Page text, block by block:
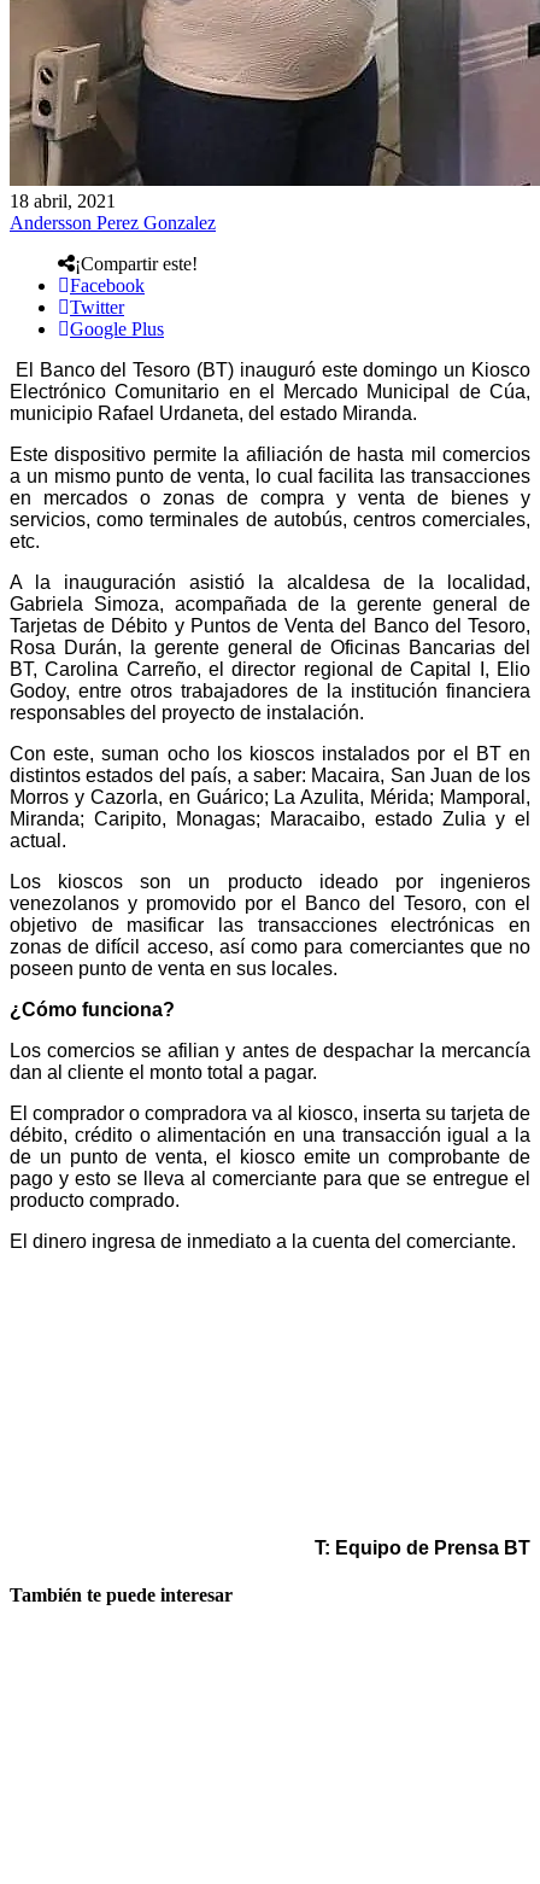
18 abril, 2021
Andersson Perez Gonzalez
¡Compartir este!
Facebook
Twitter
Google Plus
El Banco del Tesoro (BT) inauguró este domingo un Kiosco
Electrónico Comunitario en el Mercado Municipal de Cúa,
municipio Rafael Urdaneta, del estado Miranda.
Este dispositivo permite la afiliación de hasta mil comercios
a un mismo punto de venta, lo cual facilita las transacciones
en mercados o zonas de compra y venta de bienes y
servicios, como terminales de autobús, centros comerciales,
etc.
A la inauguración asistió la alcaldesa de la localidad,
Gabriela Simoza, acompañada de la gerente general de
Tarjetas de Débito y Puntos de Venta del Banco del Tesoro,
Rosa Durán, la gerente general de Oficinas Bancarias del
BT, Carolina Carreño, el director regional de Capital I, Elio
Godoy, entre otros trabajadores de la institución financiera
responsables del proyecto de instalación.
Con este, suman ocho los kioscos instalados por el BT en
distintos estados del país, a saber: Macaira, San Juan de los
Morros y Cazorla, en Guárico; La Azulita, Mérida; Mamporal,
Miranda; Caripito, Monagas; Maracaibo, estado Zulia y el
actual.
Los kioscos son un producto ideado por ingenieros
venezolanos y promovido por el Banco del Tesoro, con el
objetivo de masificar las transacciones electrónicas en
zonas de difícil acceso, así como para comerciantes que no
poseen punto de venta en sus locales.
¿Cómo funciona?
Los comercios se afilian y antes de despachar la mercancía
dan al cliente el monto total a pagar.
El comprador o compradora va al kiosco, inserta su tarjeta de
débito, crédito o alimentación en una transacción igual a la
de un punto de venta, el kiosco emite un comprobante de
pago y esto se lleva al comerciante para que se entregue el
producto comprado.
El dinero ingresa de inmediato a la cuenta del comerciante.
T: Equipo de Prensa BT
También te puede interesar